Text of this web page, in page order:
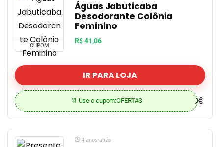
CUPOM
Águas Jabuticaba
Desodorante Colônia
Feminino
R$ 41,06
IR PARA LOJA
🔖 Use o cupom:OFERTAS
4 anos atrás